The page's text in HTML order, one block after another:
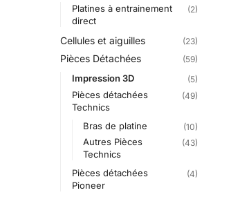
Platines à entrainement
direct
(2)
Cellules et aiguilles (23)
Pièces Détachées (59)
Impression 3D (5)
Pièces détachées
Technics
(49)
Bras de platine (10)
Autres Pièces
Technics
(43)
Pièces détachées
Pioneer
(4)